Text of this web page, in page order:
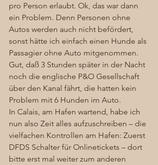
pro Person erlaubt. Ok, das war dann
ein Problem. Denn Personen ohne
Autos werden auch nicht befördert,
sonst hätte ich einfach einen Hunde als
Passagier ohne Auto mitgenommen.
Gut, daß 3 Stunden später in der Nacht
noch die englische P&O Gesellschaft
über den Kanal fährt, die hatten kein
Problem mit 6 Hunden im Auto.
In Calais, am Hafen wartend, habe ich
nun also Zeit alles aufzuschreiben – die
vielfachen Kontrollen am Hafen: Zuerst
DFDS Schalter für Onlinetickets – dort
bitte erst mal weiter zum anderen